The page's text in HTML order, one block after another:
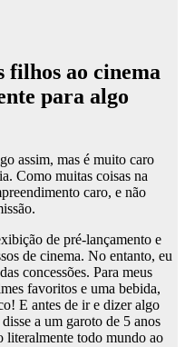
filhos ao cinema
para algo
assim, mas é muito caro
Como muitas coisas na
caro, e não
de pré-lançamento e
de cinema. No entanto, eu
concessões. Para meus
favoritos e uma bebida,
E antes de ir e dizer algo
a um garoto de 5 anos
literalmente todo mundo ao